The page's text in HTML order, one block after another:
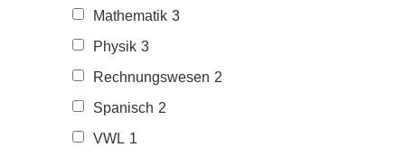
Mathematik 3
Physik 3
Rechnungswesen 2
Spanisch 2
VWL 1